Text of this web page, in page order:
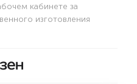
кабинете за
изготовления